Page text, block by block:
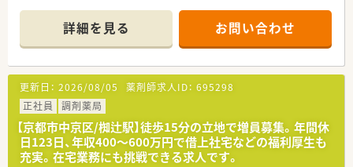
思いから、店舗への最新調剤機器の導入を推進しております。
ックなどから複数の処方箋を応需しています
■外来の他に在宅医療の対応も行っています
■空気清浄機の設置や消毒液・パーテーションの設置等で感染症
対策にも注力されています！
詳細を見る お問い合わせ
更新日： 2026/08/05 薬剤師求人ID： 695298
正社員
調剤薬局
【京都市中京区/椥辻駅】徒歩15分の立地で増員募集。年間休
日123日、年収400〜600万円で借上社宅などの福利厚生も
充実。在宅業務にも挑戦できる求人です。